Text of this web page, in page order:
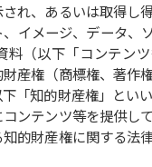
れ、あるいは取得し
イメージ、データ、ソ
料（以下「コンテン
産権（商標権、著作
「知的財産権」とい
ンテンツ等を提供し
的財産権に関する法